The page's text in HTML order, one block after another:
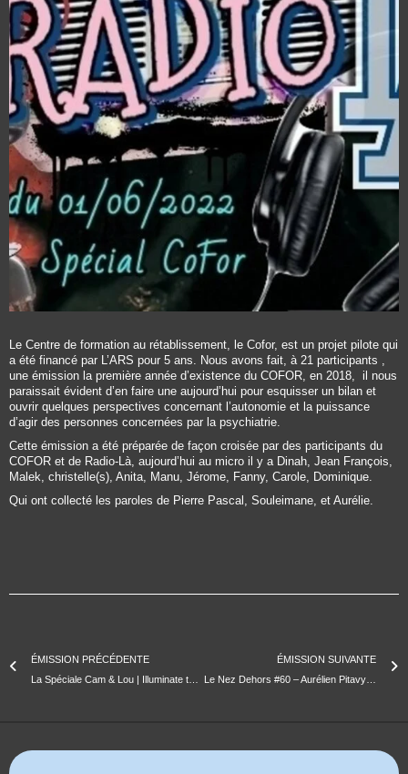
Le Centre de formation au rétablissement, le Cofor, est un projet pilote qui
a été financé par L’ARS pour 5 ans. Nous avons fait, à 21 participants ,
une émission la première année d’existence du COFOR, en 2018, il nous
paraissait évident d’en faire une aujourd’hui pour esquisser un bilan et
ouvrir quelques perspectives concernant l’autonomie et la puissance
d’agir des personnes concernées par la psychiatrie.
Cette émission a été préparée de façon croisée par des participants du
COFOR et de Radio-Là, aujourd’hui au micro il y a Dinah, Jean François,
Malek, christelle(s), Anita, Manu, Jérome, Fanny, Carole, Dominique.
Qui ont collecté les paroles de Pierre Pascal, Souleimane, et Aurélie.
ÉMISSION PRÉCÉDENTE
ÉMISSION SUIVANTE
Le Nez Dehors #60 – Aurélien Pitavy (Charlie Jazz) & Stéphane Krasniewski (Les Suds)